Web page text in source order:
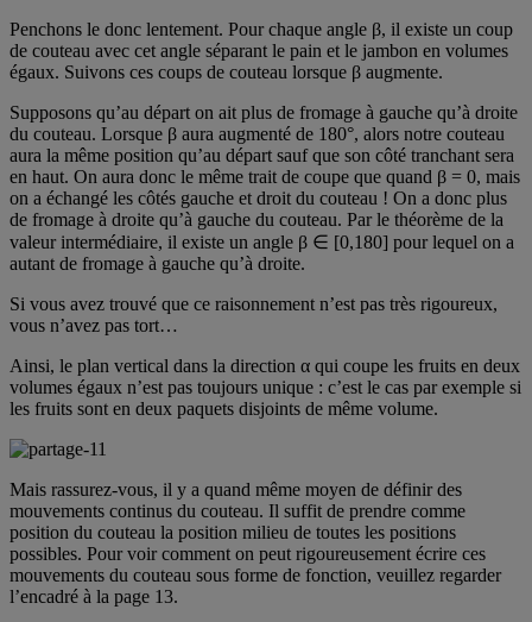
Penchons le donc lentement. Pour chaque angle β, il existe un coup
de couteau avec cet angle séparant le pain et le jambon en volumes
égaux. Suivons ces coups de couteau lorsque β augmente.
Supposons qu’au départ on ait plus de fromage à gauche qu’à droite
du couteau. Lorsque β aura augmenté de 180°, alors notre couteau
aura la même position qu’au départ sauf que son côté tranchant sera
en haut. On aura donc le même trait de coupe que quand β = 0, mais
on a échangé les côtés gauche et droit du couteau ! On a donc plus
de fromage à droite qu’à gauche du couteau. Par le théorème de la
valeur intermédiaire, il existe un angle β ∈ [0,180] pour lequel on a
autant de fromage à gauche qu’à droite.
Si vous avez trouvé que ce raisonnement n’est pas très rigoureux,
vous n’avez pas tort…
Ainsi, le plan vertical dans la direction α qui coupe les fruits en deux
volumes égaux n’est pas toujours unique : c’est le cas par exemple si
les fruits sont en deux paquets disjoints de même volume.
Mais rassurez-vous, il y a quand même moyen de définir des
mouvements continus du couteau. Il suffit de prendre comme
position du couteau la position milieu de toutes les positions
possibles. Pour voir comment on peut rigoureusement écrire ces
mouvements du couteau sous forme de fonction, veuillez regarder
l’encadré à la page 13.